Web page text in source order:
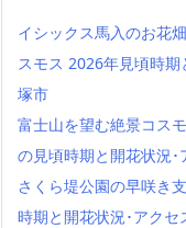
イシックス馬入のお花
スモス 2026年見頃時
塚市
富士山を望む絶景コス
の見頃時期と開花状況
さくら堤公園の早咲き
時期と開花状況･アク